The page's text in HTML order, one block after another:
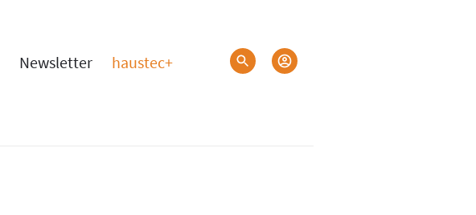
Newsletter haustec+